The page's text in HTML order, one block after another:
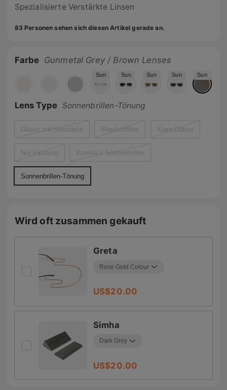
Spezialisierte Verstärkte Linsen
83 Personen sehen sich diesen Artikel gerade an.
Farbe Gunmetal Grey / Brown Lenses
Sun Sun Sun Sun Sun
Lens Type Sonnenbrillen-Tönung
Gläser mit Sehstärke Blaulichtfilter Klare Gläser
Nur Fassung Korrektur-Sonnenbrillen
Sonnenbrillen-Tönung
Wird oft zusammen gekauft
Greta
US$20.00
Simha
US$20.00